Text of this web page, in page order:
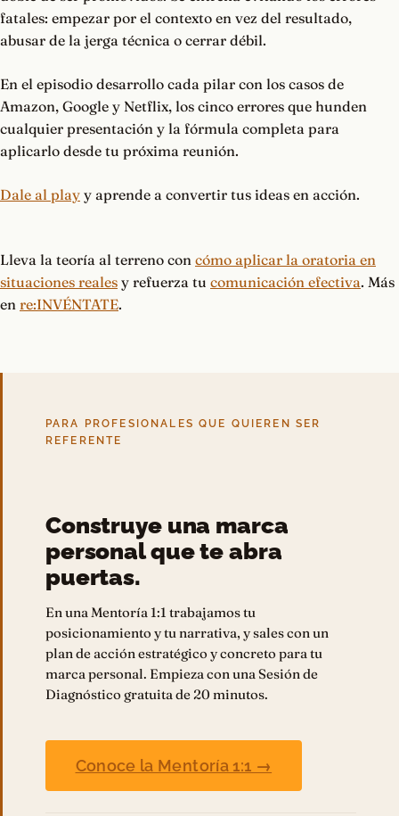
fatales: empezar por el contexto en vez del resultado,
abusar de la jerga técnica o cerrar débil.
En el episodio desarrollo cada pilar con los casos de
Amazon, Google y Netflix, los cinco errores que hunden
cualquier presentación y la fórmula completa para
aplicarlo desde tu próxima reunión.
Dale al play y aprende a convertir tus ideas en acción.
Lleva la teoría al terreno con cómo aplicar la oratoria en
situaciones reales y refuerza tu comunicación efectiva. Más
en re:INVÉNTATE.
PARA PROFESIONALES QUE QUIEREN SER
REFERENTE
Construye una marca
personal que te abra
puertas.
En una Mentoría 1:1 trabajamos tu
posicionamiento y tu narrativa, y sales con un
plan de acción estratégico y concreto para tu
marca personal. Empieza con una Sesión de
Diagnóstico gratuita de 20 minutos.
Conoce la Mentoría 1:1 →